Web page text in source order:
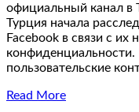
официальный канал в
Турция начала
Facebook в связи с их
пользовательские
Read More